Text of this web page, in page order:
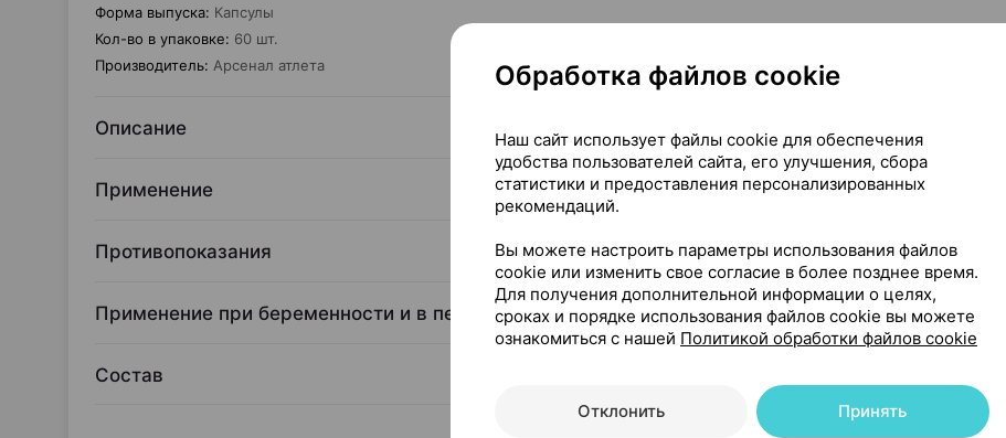
Форма выпуска: Капсулы
Кол-во в упаковке: 60 шт.
Производитель: Арсенал атлета
Описание
Применение
Противопоказания
Применение при беременности и в период лактации
Состав
Обработка файлов cookie
Наш сайт использует файлы cookie для обеспечения
удобства пользователей сайта, его улучшения, сбора
статистики и предоставления персонализированных
рекомендаций.
Вы можете настроить параметры использования файлов
cookie или изменить свое согласие в более позднее время.
Для получения дополнительной информации о целях,
сроках и порядке использования файлов cookie вы можете
ознакомиться с нашей Политикой обработки файлов cookie
Отклонить Принять